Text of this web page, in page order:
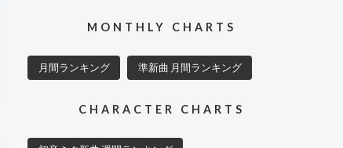
MONTHLY CHARTS
月間ランキング 準新曲 月間ランキング
CHARACTER CHARTS